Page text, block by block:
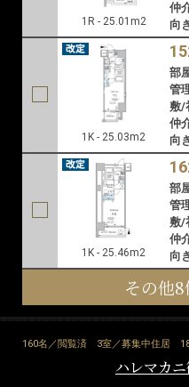
1R - 25.01m2
仲
向
1K - 25.03m2
部
管
敷/
仲
向
1K - 25.46m2
部
管
敷/
仲
向
その他
160名／閲覧済 3室／募集中住居
ハレマカ